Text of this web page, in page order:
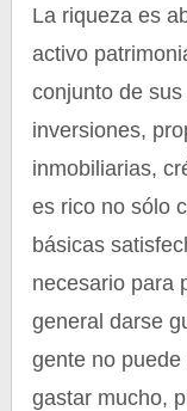
La riqueza es
activo
conjunto de
inversiones,
inmobiliarias,
es rico no sólo
básicas
necesario para
general darse
gente no
gastar mucho,